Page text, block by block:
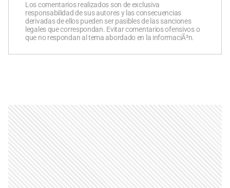
Los comentarios realizados son de exclusiva
responsabilidad de sus autores y las consecuencias
derivadas de ellos pueden ser pasibles de las sanciones
legales que correspondan. Evitar comentarios ofensivos o
que no respondan al tema abordado en la informaciÃ³n.